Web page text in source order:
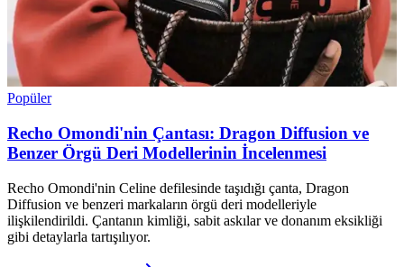
Popüler
Recho Omondi'nin Çantası: Dragon Diffusion ve
Benzer Örgü Deri Modellerinin İncelenmesi
Recho Omondi'nin Celine defilesinde taşıdığı çanta, Dragon
Diffusion ve benzeri markaların örgü deri modelleriyle
ilişkilendirildi. Çantanın kimliği, sabit askılar ve donanım eksikliği
gibi detaylarla tartışılıyor.